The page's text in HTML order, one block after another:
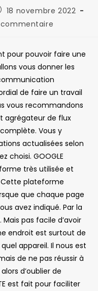
:
18 novembre 2022
:
pour pouvoir faire une
vous donner les
de faire un travail
vous recommandons
agrégateur de flux
Vous y
actualisées selon
choisi. GOOGLE
très utilisée et
Cette plateforme
que chaque page
avez indiqué. Par la
pas facile d’avoir
endroit est surtout de
appareil. Il nous est
de ne pas réussir à
d’oublier de
est fait pour faciliter